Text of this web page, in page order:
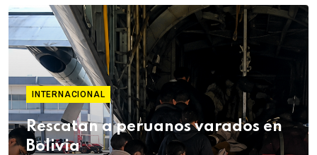
INTERNACIONAL
Rescatan a peruanos varados en
Bolivia